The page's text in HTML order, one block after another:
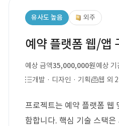
유사도 높음 외주
예약 플랫폼 웹/앱
예상 금액35,000,000원예상 기
개발 · 디자인 · 기획
웹 외
프로젝트는 예약 플랫폼 웹
함합니다. 핵심 기술 스택